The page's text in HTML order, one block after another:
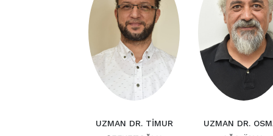
UZMAN DR. TİMUR
UZMAN DR.